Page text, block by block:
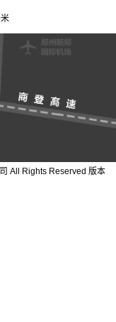
All Rights Reserved 版本